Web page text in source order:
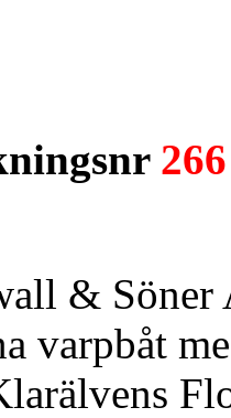
266
& Söner
varpbåt